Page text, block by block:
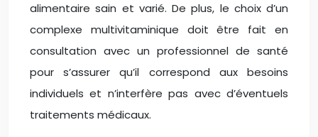
alimentaire sain et varié. De plus, le choix d’un
complexe multivitaminique doit être fait en
consultation avec un professionnel de santé
pour s’assurer qu’il correspond aux besoins
individuels et n’interfère pas avec d’éventuels
traitements médicaux.